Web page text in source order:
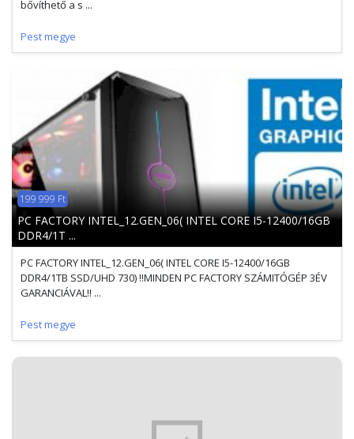
bővíthető a s ...
Pest megye
199 999 Ft
PC FACTORY INTEL_12.GEN_06( INTEL CORE I5-12400/16GB
DDR4/1T ...
PC FACTORY INTEL_12.GEN_06( INTEL CORE I5-12400/16GB
DDR4/1TB SSD/UHD 730) !!MINDEN PC FACTORY SZÁMITÓGÉP 3ÉV
GARANCIÁVAL!! ...
Pest megye